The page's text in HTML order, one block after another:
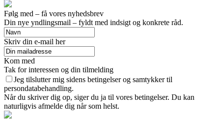
Følg med – få vores nyhedsbrev
Din nye yndlingsmail – fyldt med indsigt og konkrete råd.
Skriv din e-mail her
Kom med
Tak for interessen og din tilmelding
Jeg tilslutter mig sidens betingelser og samtykker til
persondatabehandling.
Når du skriver dig op, siger du ja til vores betingelser. Du kan
naturligvis afmelde dig når som helst.